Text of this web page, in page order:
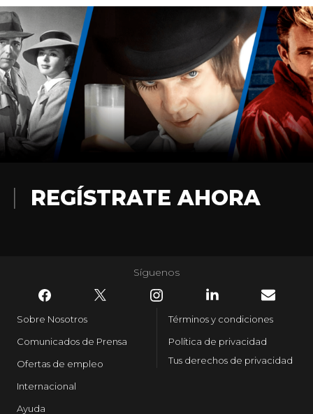
REGÍSTRATE AHORA
Síguenos
Sobre Nosotros
Comunicados de Prensa
Ofertas de empleo
Internacional
Ayuda
Términos y condiciones
Política de privacidad
Tus derechos de privacidad